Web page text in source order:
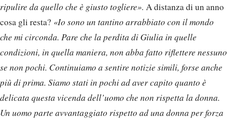
ripulire da quello che è giusto togliere». A distanza di un anno
cosa gli resta? «Io sono un tantino arrabbiato con il mondo
che mi circonda. Pare che la perdita di Giulia in quelle
condizioni, in quella maniera, non abba fatto riflettere nessuno
se non pochi. Continuiamo a sentire notizie simili, forse anche
più di prima. Siamo stati in pochi ad aver capito quanto è
delicata questa vicenda dell’uomo che non rispetta la donna.
Un uomo parte avvantaggiato rispetto ad una donna per forza